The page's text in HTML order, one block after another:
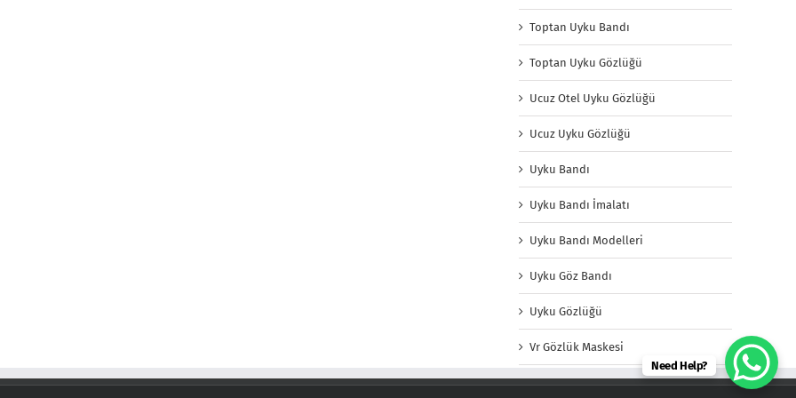
Toptan Uyku Bandı
Toptan Uyku Gözlüğü
Ucuz Otel Uyku Gözlüğü
Ucuz Uyku Gözlüğü
Uyku Bandı
Uyku Bandı İmalatı
Uyku Bandı Modelleri
Uyku Göz Bandı
Uyku Gözlüğü
Vr Gözlük Maskesi
Need Help?